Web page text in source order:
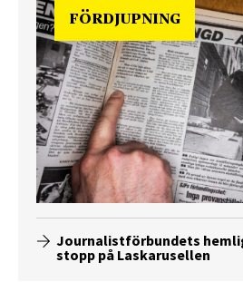
FÖRDJUPNING
Journalistförbundets
stopp på Laskarusellen